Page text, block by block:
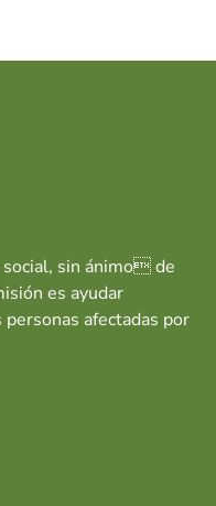
sin ánimo de
es ayudar
afectadas por